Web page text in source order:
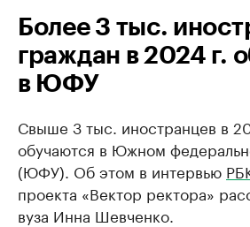
Более 3 тыс.
граждан в 2024 г.
в ЮФУ
Свыше 3 тыс. иностранцев в
обучаются в Южном
(ЮФУ). Об этом в интервью
проекта «Вектор ректора»
вуза Инна Шевченко.